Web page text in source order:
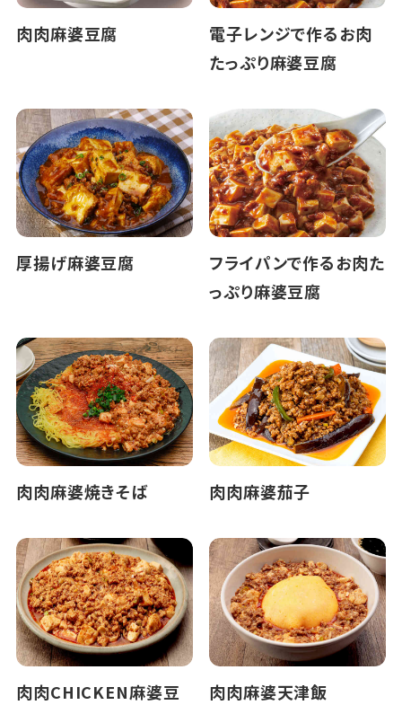
肉肉麻婆豆腐
電子レンジで作るお肉
たっぷり麻婆豆腐
厚揚げ麻婆豆腐
フライパンで作るお肉た
っぷり麻婆豆腐
肉肉麻婆焼きそば 肉肉麻婆茄子
肉肉CHICKEN麻婆豆
肉肉麻婆天津飯